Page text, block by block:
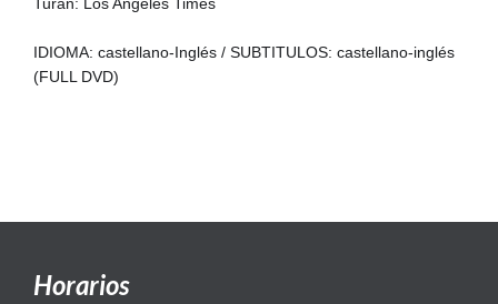
Turan: Los Angeles Times
IDIOMA: castellano-Inglés / SUBTITULOS: castellano-inglés
(FULL DVD)
Horarios